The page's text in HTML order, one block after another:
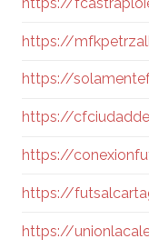
https://
https://
https://
https://
https://
https://